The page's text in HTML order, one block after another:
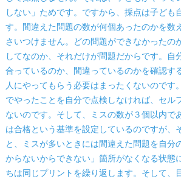
しない」ためです。ですから、採点は子ども
す。間違えた問題の数が何個あったのかを数
さいつけません。どの問題ができなかったの
してなのか、それだけが問題だからです。自
合っているのか、間違っているのかを確認す
人にやってもらう必要はまったくないのです
でやったことを自分で点検しなければ、セル
ないのです。そして、ミスの数が３個以内で
は合格という基準を設定しているのですが、
と、ミスが多いときには間違えた問題を自分
からないからできない」箇所がなくなる状態
ちは同じプリントを繰り返します。そして、